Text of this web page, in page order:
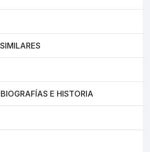
E HISTORIA